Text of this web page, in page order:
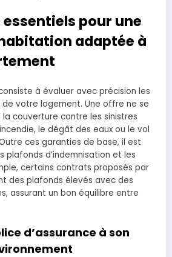
pour une
adaptée à
à évaluer avec précision les
votre logement. Une offre ne se
la couverture contre les sinistres
le dégât des eaux ou le vol
ces garanties de base, il est
plafonds d’indemnisation et les
certains contrats proposés par
des plafonds élevés avec des
assurant un bon équilibre entre
d’assurance à son